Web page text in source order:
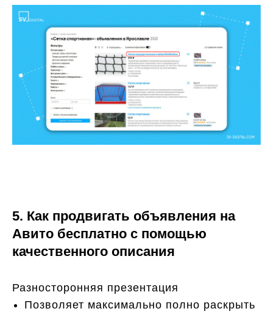
5. Как продвигать объявления на
Авито бесплатно с помощью
качественного описания
Разносторонняя презентация
Позволяет максимально полно раскрыть